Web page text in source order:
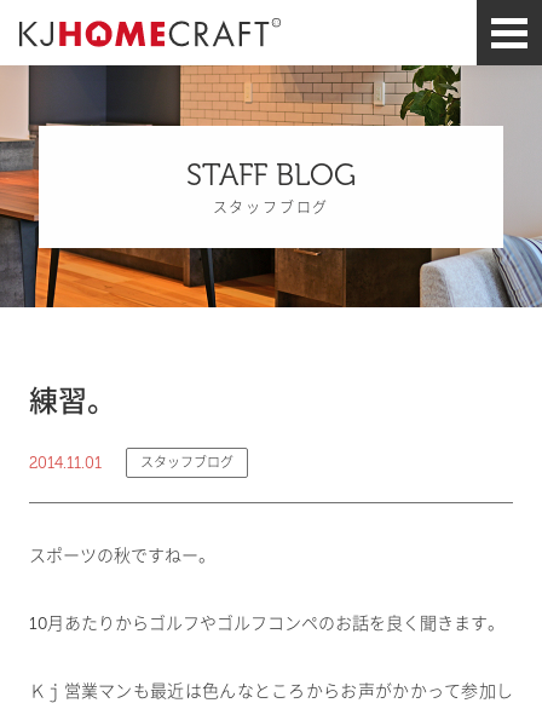
STAFF BLOG
スタッフブログ
練習。
2014.11.01 スタッフブログ
スポーツの秋ですねー。
10月あたりからゴルフやゴルフコンペのお話を良く聞きます。
Ｋｊ営業マンも最近は色んなところからお声がかかって参加し